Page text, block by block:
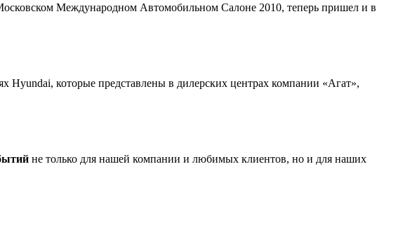
Международном Автомобильном Салоне 2010, теперь пришел и в
Hyundai, которые представлены в дилерских центрах компании «Агат»,
не только для нашей компании и любимых клиентов, но и для наших